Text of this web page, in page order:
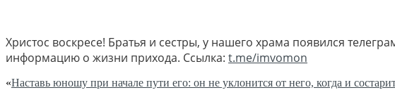
Христос воскресе! Братья и сестры, у нашего храма появился
информацию о жизни прихода. Ссылка: t.me/imvomon
«Наставь юношу при начале пути его: он не уклонится от него, когда и